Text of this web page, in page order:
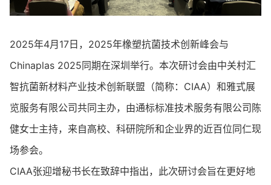
2025年4月17日，2025年橡塑抗菌技术创新峰会与
Chinaplas 2025同期在深圳举行。本次研讨会由中关村汇
智抗菌新材料产业技术创新联盟（简称：CIAA）和雅式展
览服务有限公司共同主办，由通标标准技术服务有限公司陈
健女士主持，来自高校、科研院所和企业界的近百位同仁现
场参会。
CIAA张迎增秘书长在致辞中指出，此次研讨会旨在更好地